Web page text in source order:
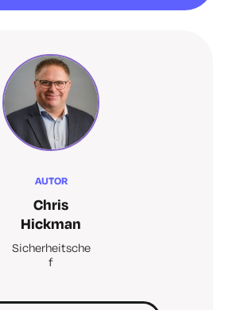
AUTOR
Chris
Hickman
Sicherheitsche
f